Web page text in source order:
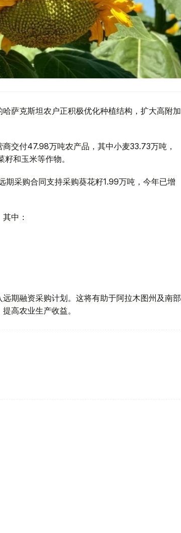
萨克斯坦农户正积极优化种植结构，扩大高附加
交付47.98万吨农产品，其中小麦33.73万吨，
和玉米等作物。
采购合同支持采购葵花籽1.99万吨，今年已增
中：
期融资采购计划。这将有助于阿拉木图州及南部
高农业生产收益。